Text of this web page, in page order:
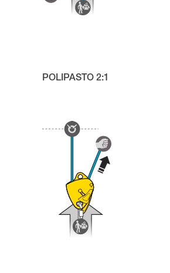
POLIPASTO 2:1